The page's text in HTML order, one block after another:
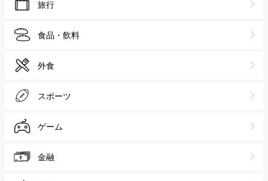
旅行
食品・飲料
外食
スポーツ
ゲーム
金融